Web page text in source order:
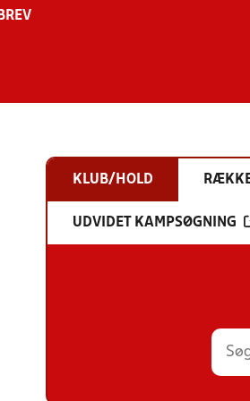
KLUB/HOLD
UDVIDET KAMPSØGNING